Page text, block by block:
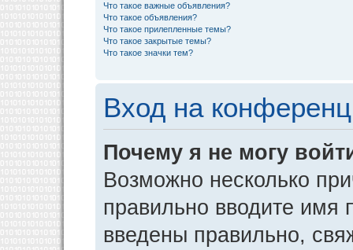
Что такое важные объявления?
Что такое объявления?
Что такое прилепленные темы?
Что такое закрытые темы?
Что такое значки тем?
Вход на
Почему я не могу
Возможно несколько
правильно вводите имя
введены правильно,